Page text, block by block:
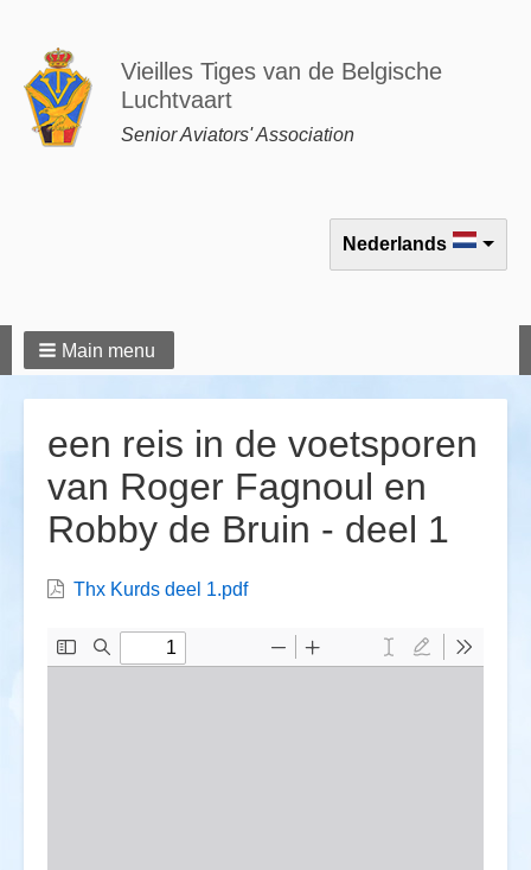
Vieilles Tiges van de Belgische
Luchtvaart
Senior Aviators' Association
Select your language
Nederlands
Main menu
een reis in de voetsporen
van Roger Fagnoul en
Robby de Bruin - deel 1
Thx Kurds deel 1.pdf